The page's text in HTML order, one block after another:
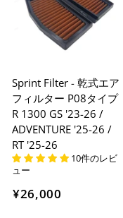
Sprint Filter - 乾式エア
フィルター P08タイプ
R 1300 GS '23-26 /
ADVENTURE '25-26 /
RT '25-26
10件のレビ
ュー
¥26,000